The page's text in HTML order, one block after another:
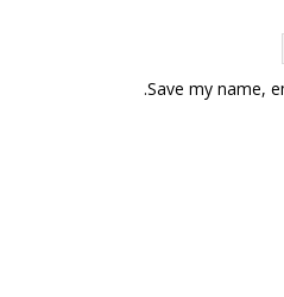
Save my name,